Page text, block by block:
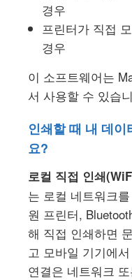
경우
프린터가 직접
경우
이 소프트웨어는
서 사용할 수 있습
인쇄할 때 내 데
요?
로컬 직접 인쇄
는 로컬 네트워크
원 프린터,
해 직접 인쇄하면
고 모바일 기기에
연결은 네트워크